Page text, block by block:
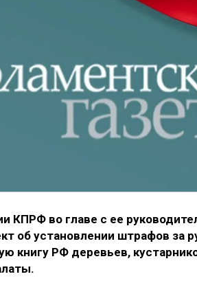
КПРФ во главе с ее
об установлении штрафов за
книгу РФ деревьев,